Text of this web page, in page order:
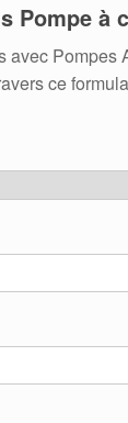
Pompe à
avec Pompes
ce